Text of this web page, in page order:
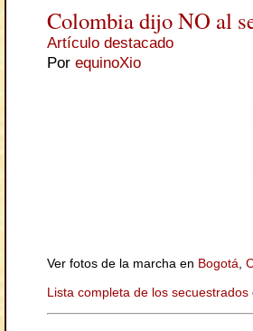
Colombia dijo NO al
Artículo destacado
Por equinoXio
Ver fotos de la marcha en Bogotá,
Lista completa de los secuestrados